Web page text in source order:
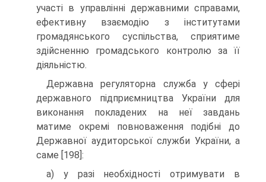
участі в управлінні державними справами,
ефективну взаємодію з інститутами
громадянського суспільства, сприятиме
здійсненню громадського контролю за її
діяльністю.
Державна регуляторна служба у сфері
державного підприємництва України для
виконання покладених на неї завдань
матиме окремі повноваження подібні до
Державної аудиторської служби України, а
саме [198]:
а) у разі необхідності отримувати в